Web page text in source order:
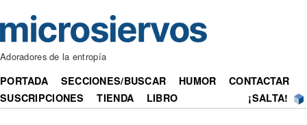
Adoradores de la entropía
PORTADA SECCIONES/BUSCAR HUMOR
CONTACTAR
SUSCRIPCIONES
TIENDA LIBRO ¡SALTA!